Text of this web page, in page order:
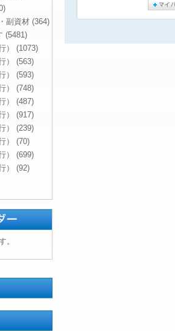
副資材 (364)
(5481)
） (1073)
） (563)
） (593)
） (748)
） (487)
） (917)
） (239)
） (70)
） (699)
） (92)
。